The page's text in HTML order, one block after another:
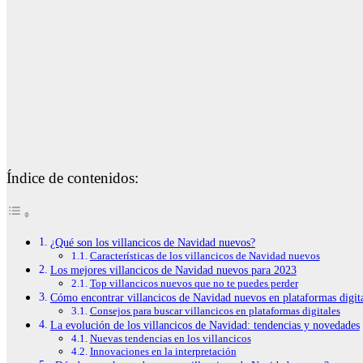
Índice de contenidos:
¿Qué son los villancicos de Navidad nuevos?
Características de los villancicos de Navidad nuevos
Los mejores villancicos de Navidad nuevos para 2023
Top villancicos nuevos que no te puedes perder
Cómo encontrar villancicos de Navidad nuevos en plataformas
Consejos para buscar villancicos en plataformas digitales
La evolución de los villancicos de Navidad: tendencias y novedades
Nuevas tendencias en los villancicos
Innovaciones en la interpretación